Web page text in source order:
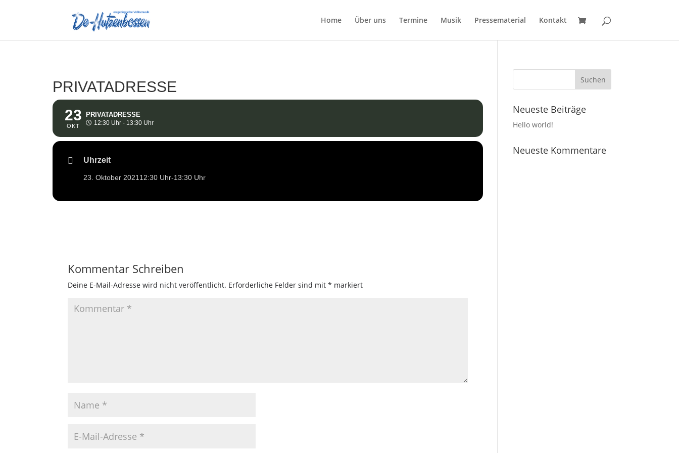
Home Über uns Termine Musik Pressematerial Kontakt
PRIVATADRESSE
23
OKT
PRIVATADRESSE
12:30 Uhr - 13:30 Uhr
Uhrzeit
23. Oktober 2021 12:30 Uhr-13:30 Uhr
Kommentar Schreiben
Deine E-Mail-Adresse wird nicht veröffentlicht. Erforderliche Felder sind mit* markiert
Neueste Beiträge
Hello world!
Neueste Kommentare